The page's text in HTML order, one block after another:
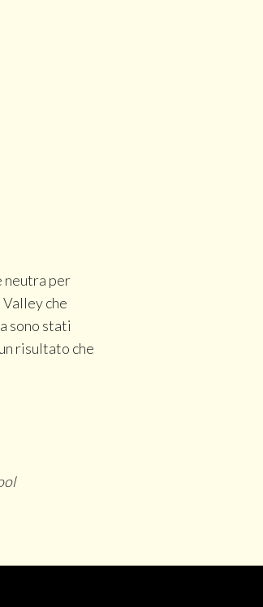
neutra per
che
sono stati
risultato che